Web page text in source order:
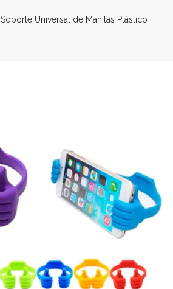
Soporte Universal de Manitas Plástico